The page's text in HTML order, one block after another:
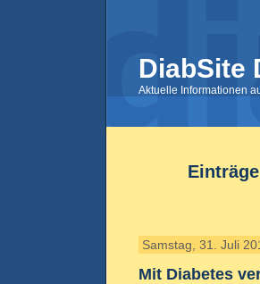
DiabSite
Aktuelle Informationen
Samstag, 31. Juli
Mit Diabetes